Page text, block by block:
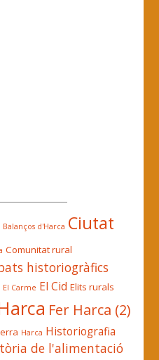
Balanços d'Harca Ciutat
Comunitat rural
historiogràfics
El Carme El Cid Elits rurals
Fer Harca (2)
Harca Historiografia
de l'alimentació